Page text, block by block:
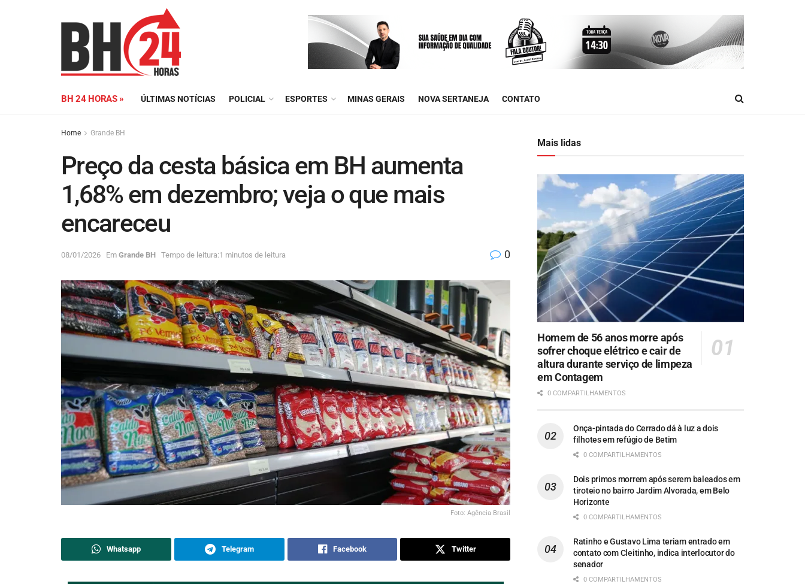
BH 24 HORAS » ÚLTIMAS NOTÍCIAS POLICIAL ESPORTES MINAS GERAIS NOVA SERTANEJA CONTATO
Home Grande BH
Preço da cesta básica em BH aumenta
1,68% em dezembro; veja o que mais
encareceu
08/01/2026 Em Grande BH Tempo de leitura:1 minutos de leitura 0
Foto: Agência Brasil
Whatsapp Telegram Facebook Twitter
Mais lidas
Homem de 56 anos morre após
sofrer choque elétrico e cair de
altura durante serviço de limpeza
em Contagem
0 COMPARTILHAMENTOS
Onça-pintada do Cerrado dá à luz a dois
filhotes em refúgio de Betim
0 COMPARTILHAMENTOS
Dois primos morrem após serem baleados em
tiroteio no bairro Jardim Alvorada, em Belo
Horizonte
0 COMPARTILHAMENTOS
Ratinho e Gustavo Lima teriam entrado em
contato com Cleitinho, indica interlocutor do
senador
0 COMPARTILHAMENTOS